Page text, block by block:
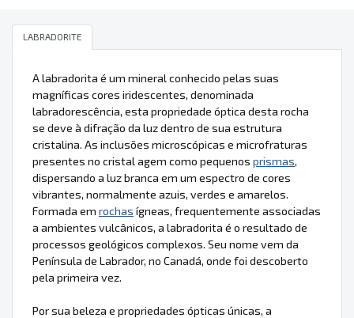
LABRADORITE
A labradorita é um mineral conhecido pelas suas
magníficas cores iridescentes, denominada
labradorescência, esta propriedade óptica desta rocha
se deve à difração da luz dentro de sua estrutura
cristalina. As inclusões microscópicas e microfraturas
presentes no cristal agem como pequenos prismas,
dispersando a luz branca em um espectro de cores
vibrantes, normalmente azuis, verdes e amarelos.
Formada em rochas ígneas, frequentemente associadas
a ambientes vulcânicos, a labradorita é o resultado de
processos geológicos complexos. Seu nome vem da
Península de Labrador, no Canadá, onde foi descoberto
pela primeira vez.
Por sua beleza e propriedades ópticas únicas, a